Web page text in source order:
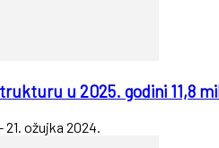
u 2025. godini 11,8
21. ožujka 2024.